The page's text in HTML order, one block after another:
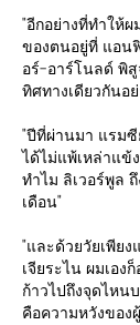
"อีกอย่างที่ทำให้
ของตนอยู่ที่ แอน
อร์-อาร์โนลด์ พิ
ทิศทางเดียวกันอ
"ปีที่ผ่านมา แรม
ได้ไม่แพ้เหล่าแข้
ทำไม ลิเวอร์พูล
เดือน"
"และด้วยวัยเพีย
เจียระไน ผมเอง
ก้าวไปถึงจุดไห
คือความหวังขอ